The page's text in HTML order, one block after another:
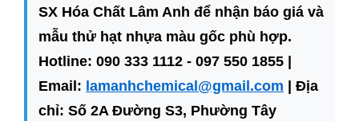
SX Hóa Chất Lâm Anh để nhận báo giá và
mẫu thử hạt nhựa màu gốc phù hợp.
Hotline: 090 333 1112 - 097 550 1855 |
Email: lamanhchemical@gmail.com | Địa
chỉ: Số 2A Đường S3, Phường Tây